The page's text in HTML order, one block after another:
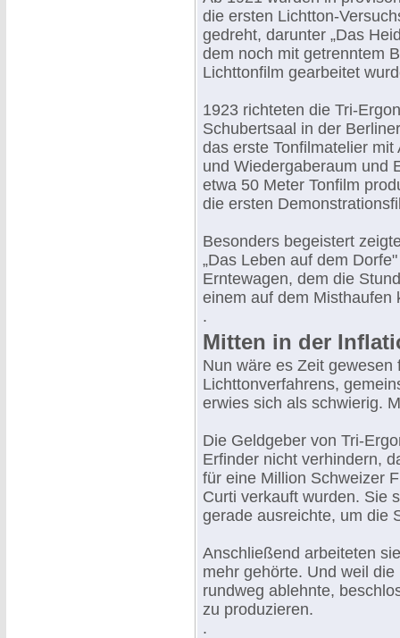
die ersten Lichtton-
gedreht, darunter „Das
dem noch mit getrenntem
Lichttonfilm gearbeitet
1923 richteten die Tri-
Schubertsaal in der
das erste Tonfilmatelier mit
und Wiedergaberaum und
etwa 50 Meter Tonfilm
die ersten
Besonders begeistert
„Das Leben auf dem
Erntewagen, dem die
einem auf dem Misthaufen
.
Mitten in der
Nun wäre es Zeit
Lichttonverfahrens,
erwies sich als schwierig.
Die Geldgeber von Tri-
Erfinder nicht verhindern,
für eine Million Schweizer
Curti verkauft wurden. Sie
gerade ausreichte, um die
Anschließend arbeiteten
mehr gehörte. Und weil
rundweg ablehnte,
zu produzieren.
.